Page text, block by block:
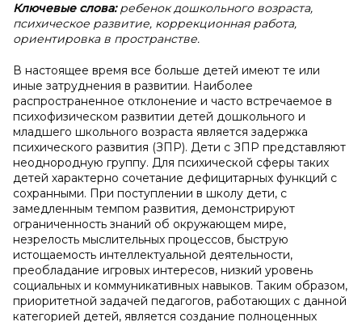
Ключевые слова:ребенок дошкольного возраста,
психическое развитие, коррекционная работа,
ориентировка в пространстве.
В настоящее время все больше детей имеют те или
иные затруднения в развитии. Наиболее
распространенное отклонение и часто встречаемое в
психофизическом развитии детей дошкольного и
младшего школьного возраста является задержка
психического развития (ЗПР). Дети с ЗПР представляют
неоднородную группу. Для психической сферы таких
детей характерно сочетание дефицитарных функций с
сохранными. При поступлении в школу дети, с
замедленным темпом развития, демонстрируют
ограниченность знаний об окружающем мире,
незрелость мыслительных процессов, быструю
истощаемость интеллектуальной деятельности,
преобладание игровых интересов, низкий уровень
социальных и коммуникативных навыков. Таким образом,
приоритетной задачей педагогов, работающих с данной
категорией детей, является создание полноценных